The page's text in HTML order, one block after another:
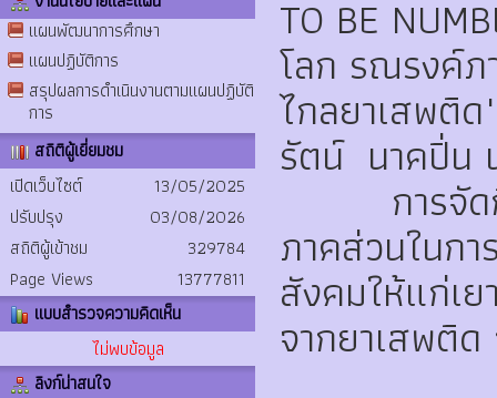
แผนพัฒนาการศึกษา
แผนปฏิบัติการ
สรุปผลการดำเนินงานตามแผนปฏิบัติ
การ
สถิติผู้เยี่ยมชม
เปิดเว็บไซต์
13/05/2025
ปรับปรุง
03/08/2026
สถิติผู้เข้าชม
329784
Page Views
13777811
แบบสำรวจความคิดเห็น
ไม่พบข้อมูล
ลิงก์น่าสนใจ
TO BE
โลก รณรงค์ภ
ไกลยาเสพติ
รัตน์ นาคปิ่น
การจัดกิจ
ภาคส่วนในก
สังคมให้แก่เ
จากยาเสพติ